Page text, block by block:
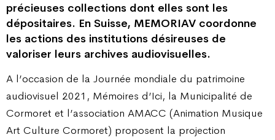
précieuses collections dont elles sont les
dépositaires. En Suisse, MEMORIAV coordonne
les actions des institutions désireuses de
valoriser leurs archives audiovisuelles.
A l’occasion de la Journée mondiale du patrimoine
audiovisuel 2021, Mémoires d’Ici, la Municipalité de
Cormoret et l’association AMACC (Animation Musique
Art Culture Cormoret) proposent la projection